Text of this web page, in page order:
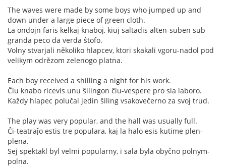
The waves were made by some boys who jumped up and
down under a large piece of green cloth.
La ondojn faris kelkaj knaboj, kiuj saltadis alten-suben sub
granda peco da verda ŝtofo.
Volny stvarjali několiko hlapcev, ktori skakali vgoru-nadol pod
velikym odrězom zelenogo platna.
Each boy received a shilling a night for his work.
Ĉiu knabo ricevis unu ŝilingon ĉiu-vespere pro sia laboro.
Každy hlapec polučal jedin šiling vsakovečerno za svoj trud.
The play was very popular, and the hall was usually full.
Ĉi-teatraĵo estis tre populara, kaj la halo esis kutime plen-
plena.
Sej spektakl byl velmi popularny, i sala byla obyčno polnym-
polna.